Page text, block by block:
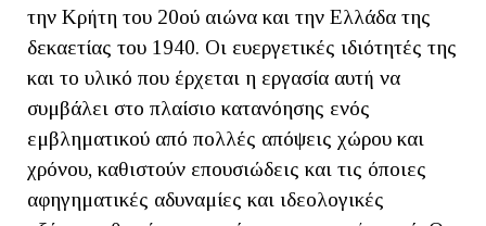
την Κρήτη του 20ού αιώνα και την Ελλάδα της
δεκαετίας του 1940. Οι ευεργετικές ιδιότητές της
και το υλικό που έρχεται η εργασία αυτή να
συμβάλει στο πλαίσιο κατανόησης ενός
εμβληματικού από πολλές απόψεις χώρου και
χρόνου, καθιστούν επουσιώδεις και τις όποιες
αφηγηματικές αδυναμίες και ιδεολογικές